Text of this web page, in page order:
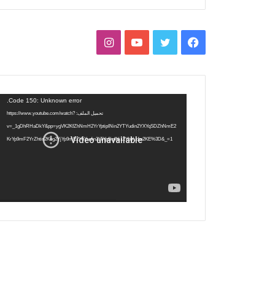
س
ي
ر
ت
و
س
ت
ق
Code 150: Unknown error.
تحميل الملف: https://www.youtube.com/watch?
v=_1gDhRHaDkY&pp=ygVK2KfZhNmH2YrYptipINin2YTYudin2YXYqSDZhNmE2
KrYp9mF2YrZhtin2Kog2YjYp9mE2YbYudin2LTYp9iqINi12YbYudin2KE%3D&_=1